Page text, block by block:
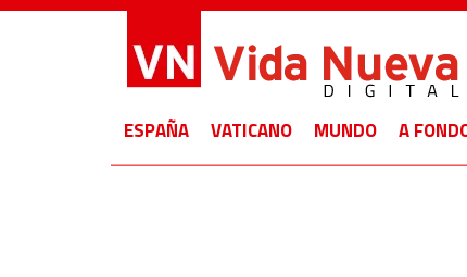
ESPAÑA VATICANO MUNDO A